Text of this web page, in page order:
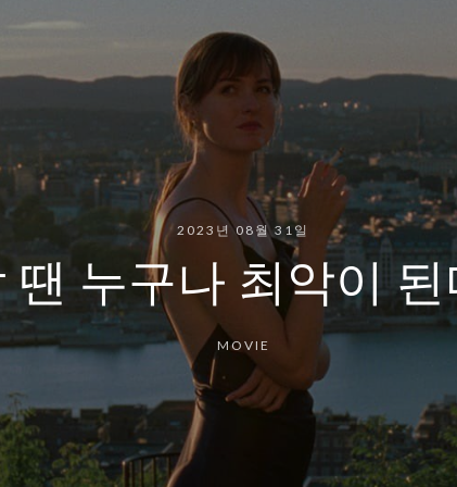
2023년 08월 31일
누구나 최악이 된
MOVIE